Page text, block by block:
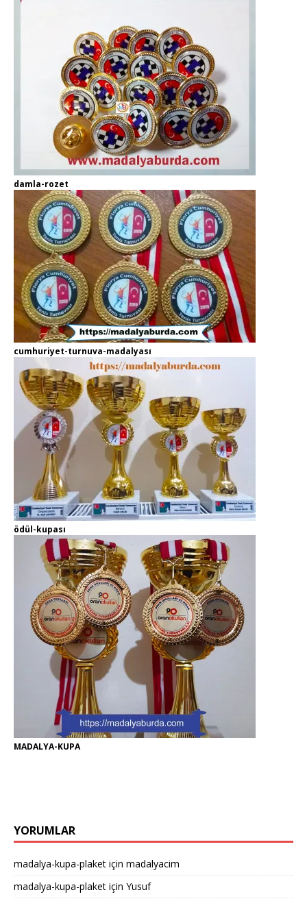
damla-rozet
cumhuriyet-turnuva-madalyası
ödül-kupası
MADALYA-KUPA
YORUMLAR
madalya-kupa-plaket için madalyacim
madalya-kupa-plaket için Yusuf